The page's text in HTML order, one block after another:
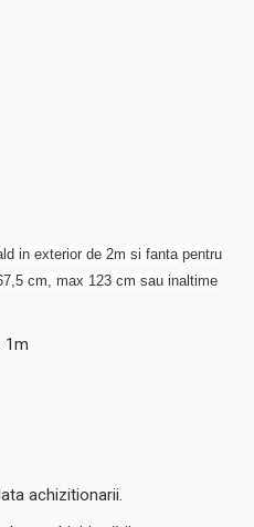
in exterior de 2m si fanta pentru
cm, max 123 cm sau inaltime
1m
achizitionarii.